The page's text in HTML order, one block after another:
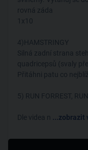
rovná záda
1x10
4)HAMSTRINGY
Silná zadní strana
quadricepsů (svaly
Přitáhni patu co
5) RUN FORREST, RUN
Dle videa n ...zobrazit